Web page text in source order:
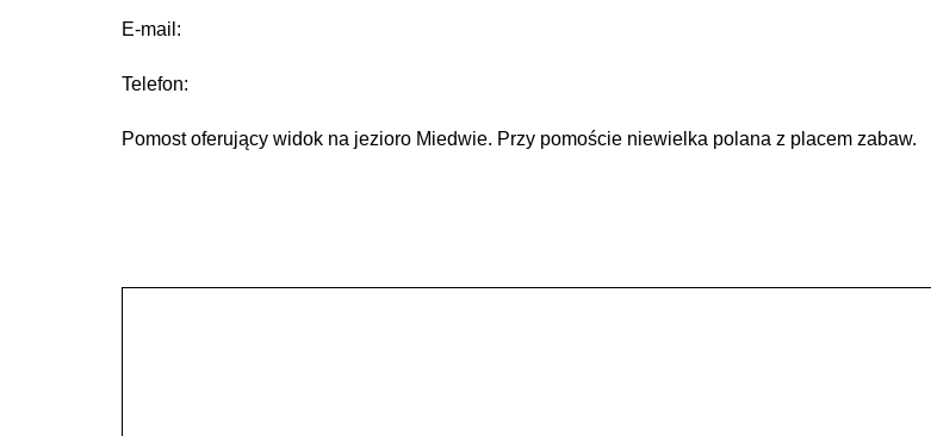
E-mail:
Telefon:
Pomost oferujący widok na jezioro Miedwie. Przy pomoście niewielka polana z placem zabaw.